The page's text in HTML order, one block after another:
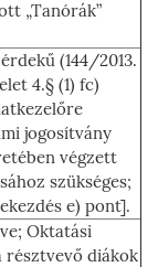
„Tanórák”
(144/2013.
4.§ (1) fc)
jogosítvány
végzett
szükséges;
e) pont].
Oktatási
résztvevő diákok